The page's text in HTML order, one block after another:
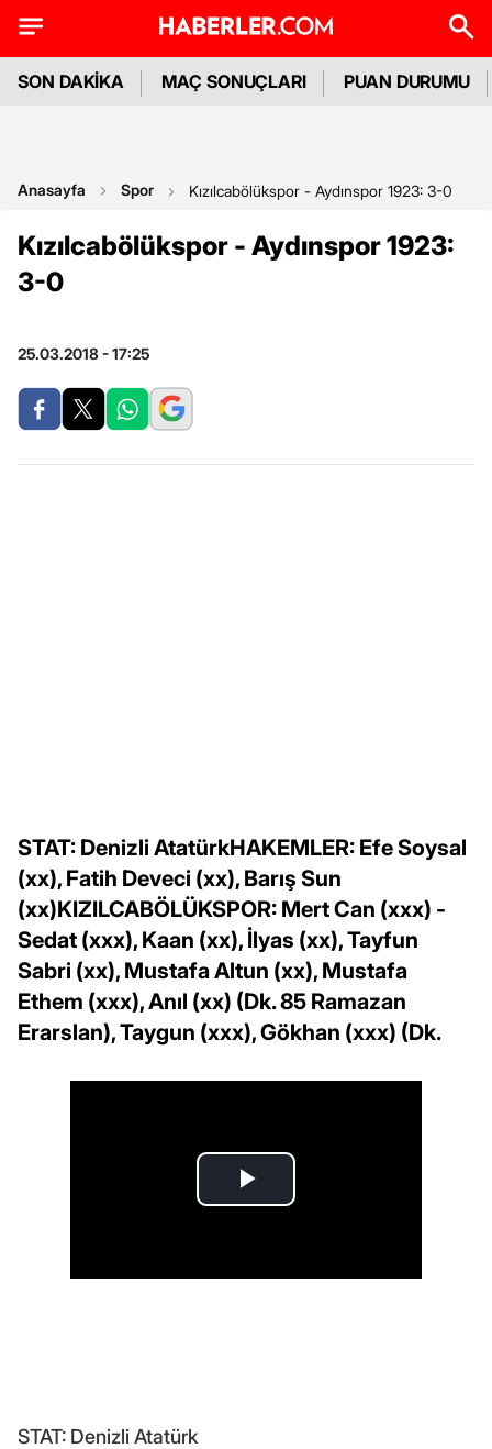
SON DAKİKA MAÇ SONUÇLARI PUAN DURUMU
Anasayfa Spor Kızılcabölükspor - Aydınspor 1923: 3-0
Kızılcabölükspor - Aydınspor 1923:
3-0
25.03.2018 - 17:25
STAT: Denizli AtatürkHAKEMLER: Efe Soysal
(xx), Fatih Deveci (xx), Barış Sun
(xx)KIZILCABÖLÜKSPOR: Mert Can (xxx) -
Sedat (xxx), Kaan (xx), İlyas (xx), Tayfun
Sabri (xx), Mustafa Altun (xx), Mustafa
Ethem (xxx), Anıl (xx) (Dk. 85 Ramazan
Erarslan), Taygun (xxx), Gökhan (xxx) (Dk.
STAT: Denizli Atatürk